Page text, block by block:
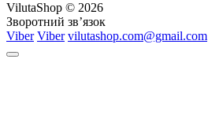
VilutaShop © 2026
Зворотний зв’язок
Viber Viber vilutashop.com@gmail.com